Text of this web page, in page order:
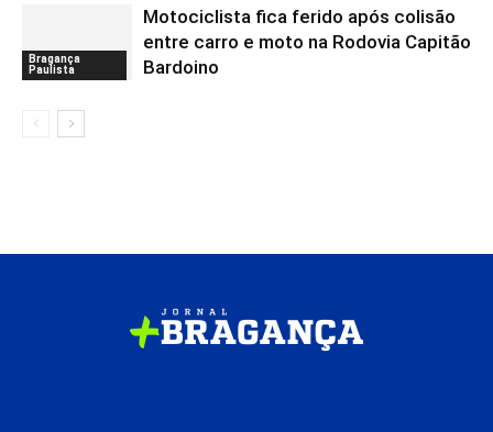
Bragança
Paulista
Motociclista fica ferido após colisão
entre carro e moto na Rodovia Capitão
Bardoino